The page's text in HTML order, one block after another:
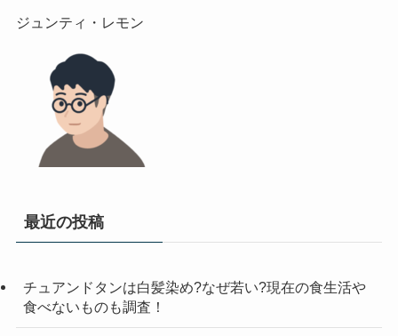
最近の投稿
チュアンドタンは白髪染め?なぜ若い?現在の食生活や
食べないものも調査！